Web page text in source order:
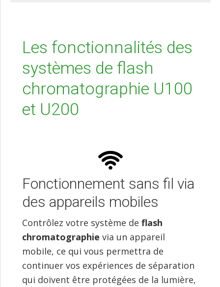
Les fonctionnalités des
systèmes de flash
chromatographie U100
et U200
Fonctionnement sans fil via
des appareils mobiles
Contrôlez votre système de flash
chromatographie via un appareil
mobile, ce qui vous permettra de
continuer vos expériences de séparation
qui doivent être protégées de la lumière,